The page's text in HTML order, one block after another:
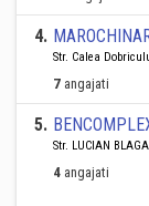
4.
Str. Calea
7 angajati
5.
Str. LUCIAN
4 angajati